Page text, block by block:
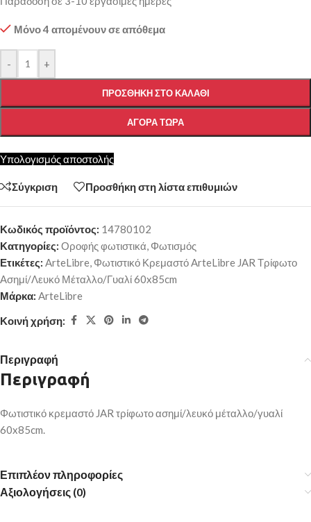
Μόνο 4 απομένουν σε απόθεμα
- +
ΠΡΟΣΘΉΚΗ ΣΤΟ ΚΑΛΆΘΙ
ΑΓΟΡΆ ΤΏΡΑ
Υπολογισμός αποστολής
Σύγκριση Προσθήκη στη λίστα επιθυμιών
Κωδικός προϊόντος: 14780102
Κατηγορίες: Οροφής φωτιστικά, Φωτισμός
Ετικέτες: ArteLibre, Φωτιστικό Κρεμαστό ArteLibre JAR Τρίφωτο
Ασημί/Λευκό Μέταλλο/Γυαλί 60x85cm
Μάρκα: ArteLibre
Κοινή χρήση:
Περιγραφή
Περιγραφή
Φωτιστικό κρεμαστό JAR τρίφωτο ασημί/λευκό μέταλλο/γυαλί
60x85cm.
Επιπλέον πληροφορίες
Αξιολογήσεις (0)